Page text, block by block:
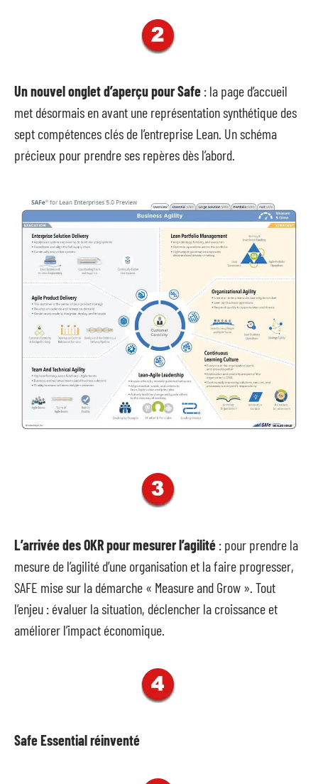
Un nouvel onglet d’aperçu pour Safe : la page d’accueil
met désormais en avant une représentation synthétique des
sept compétences clés de l’entreprise Lean. Un schéma
précieux pour prendre ses repères dès l’abord.
L’arrivée des OKR pour mesurer l’agilité : pour prendre la
mesure de l’agilité d’une organisation et la faire progresser,
SAFE mise sur la démarche « Measure and Grow ». Tout
l’enjeu : évaluer la situation, déclencher la croissance et
améliorer l’impact économique.
Safe Essential réinventé